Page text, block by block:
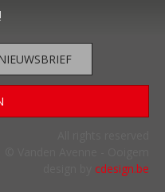
cdesign.be